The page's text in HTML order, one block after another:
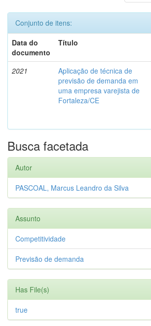
Conjunto de itens:
Data do
documento
Título
2021
Aplicação de técnica de
previsão de demanda em
uma empresa varejista de
Fortaleza/CE
Busca facetada
Autor
PASCOAL, Marcus Leandro da Silva
Assunto
Competitividade
Previsão de demanda
Has File(s)
true